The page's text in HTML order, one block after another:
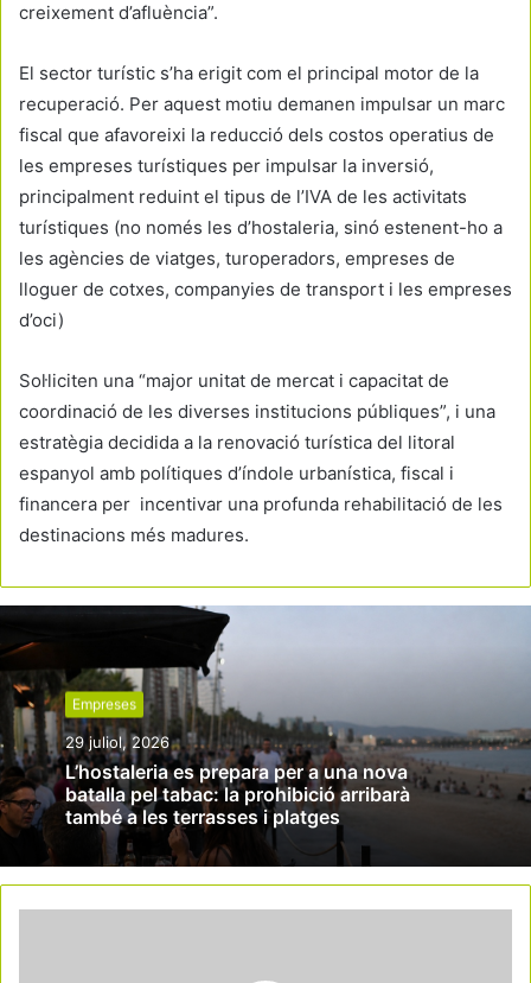
creixement d’afluència”.
El sector turístic s’ha erigit com el principal motor de la
recuperació. Per aquest motiu demanen impulsar un marc
fiscal que afavoreixi la reducció dels costos operatius de
les empreses turístiques per impulsar la inversió,
principalment reduint el tipus de l’IVA de les activitats
turístiques (no només les d’hostaleria, sinó estenent-ho a
les agències de viatges, turoperadors, empreses de
lloguer de cotxes, companyies de transport i les empreses
d’oci)
Sol·liciten una “major unitat de mercat i capacitat de
coordinació de les diverses institucions públiques”, i una
estratègia decidida a la renovació turística del litoral
espanyol amb polítiques d’índole urbanística, fiscal i
financera per incentivar una profunda rehabilitació de les
destinacions més madures.
Empreses
29 juliol, 2026
L’hostaleria es prepara per a una nova
batalla pel tabac: la prohibició arribarà
també a les terrasses i platges